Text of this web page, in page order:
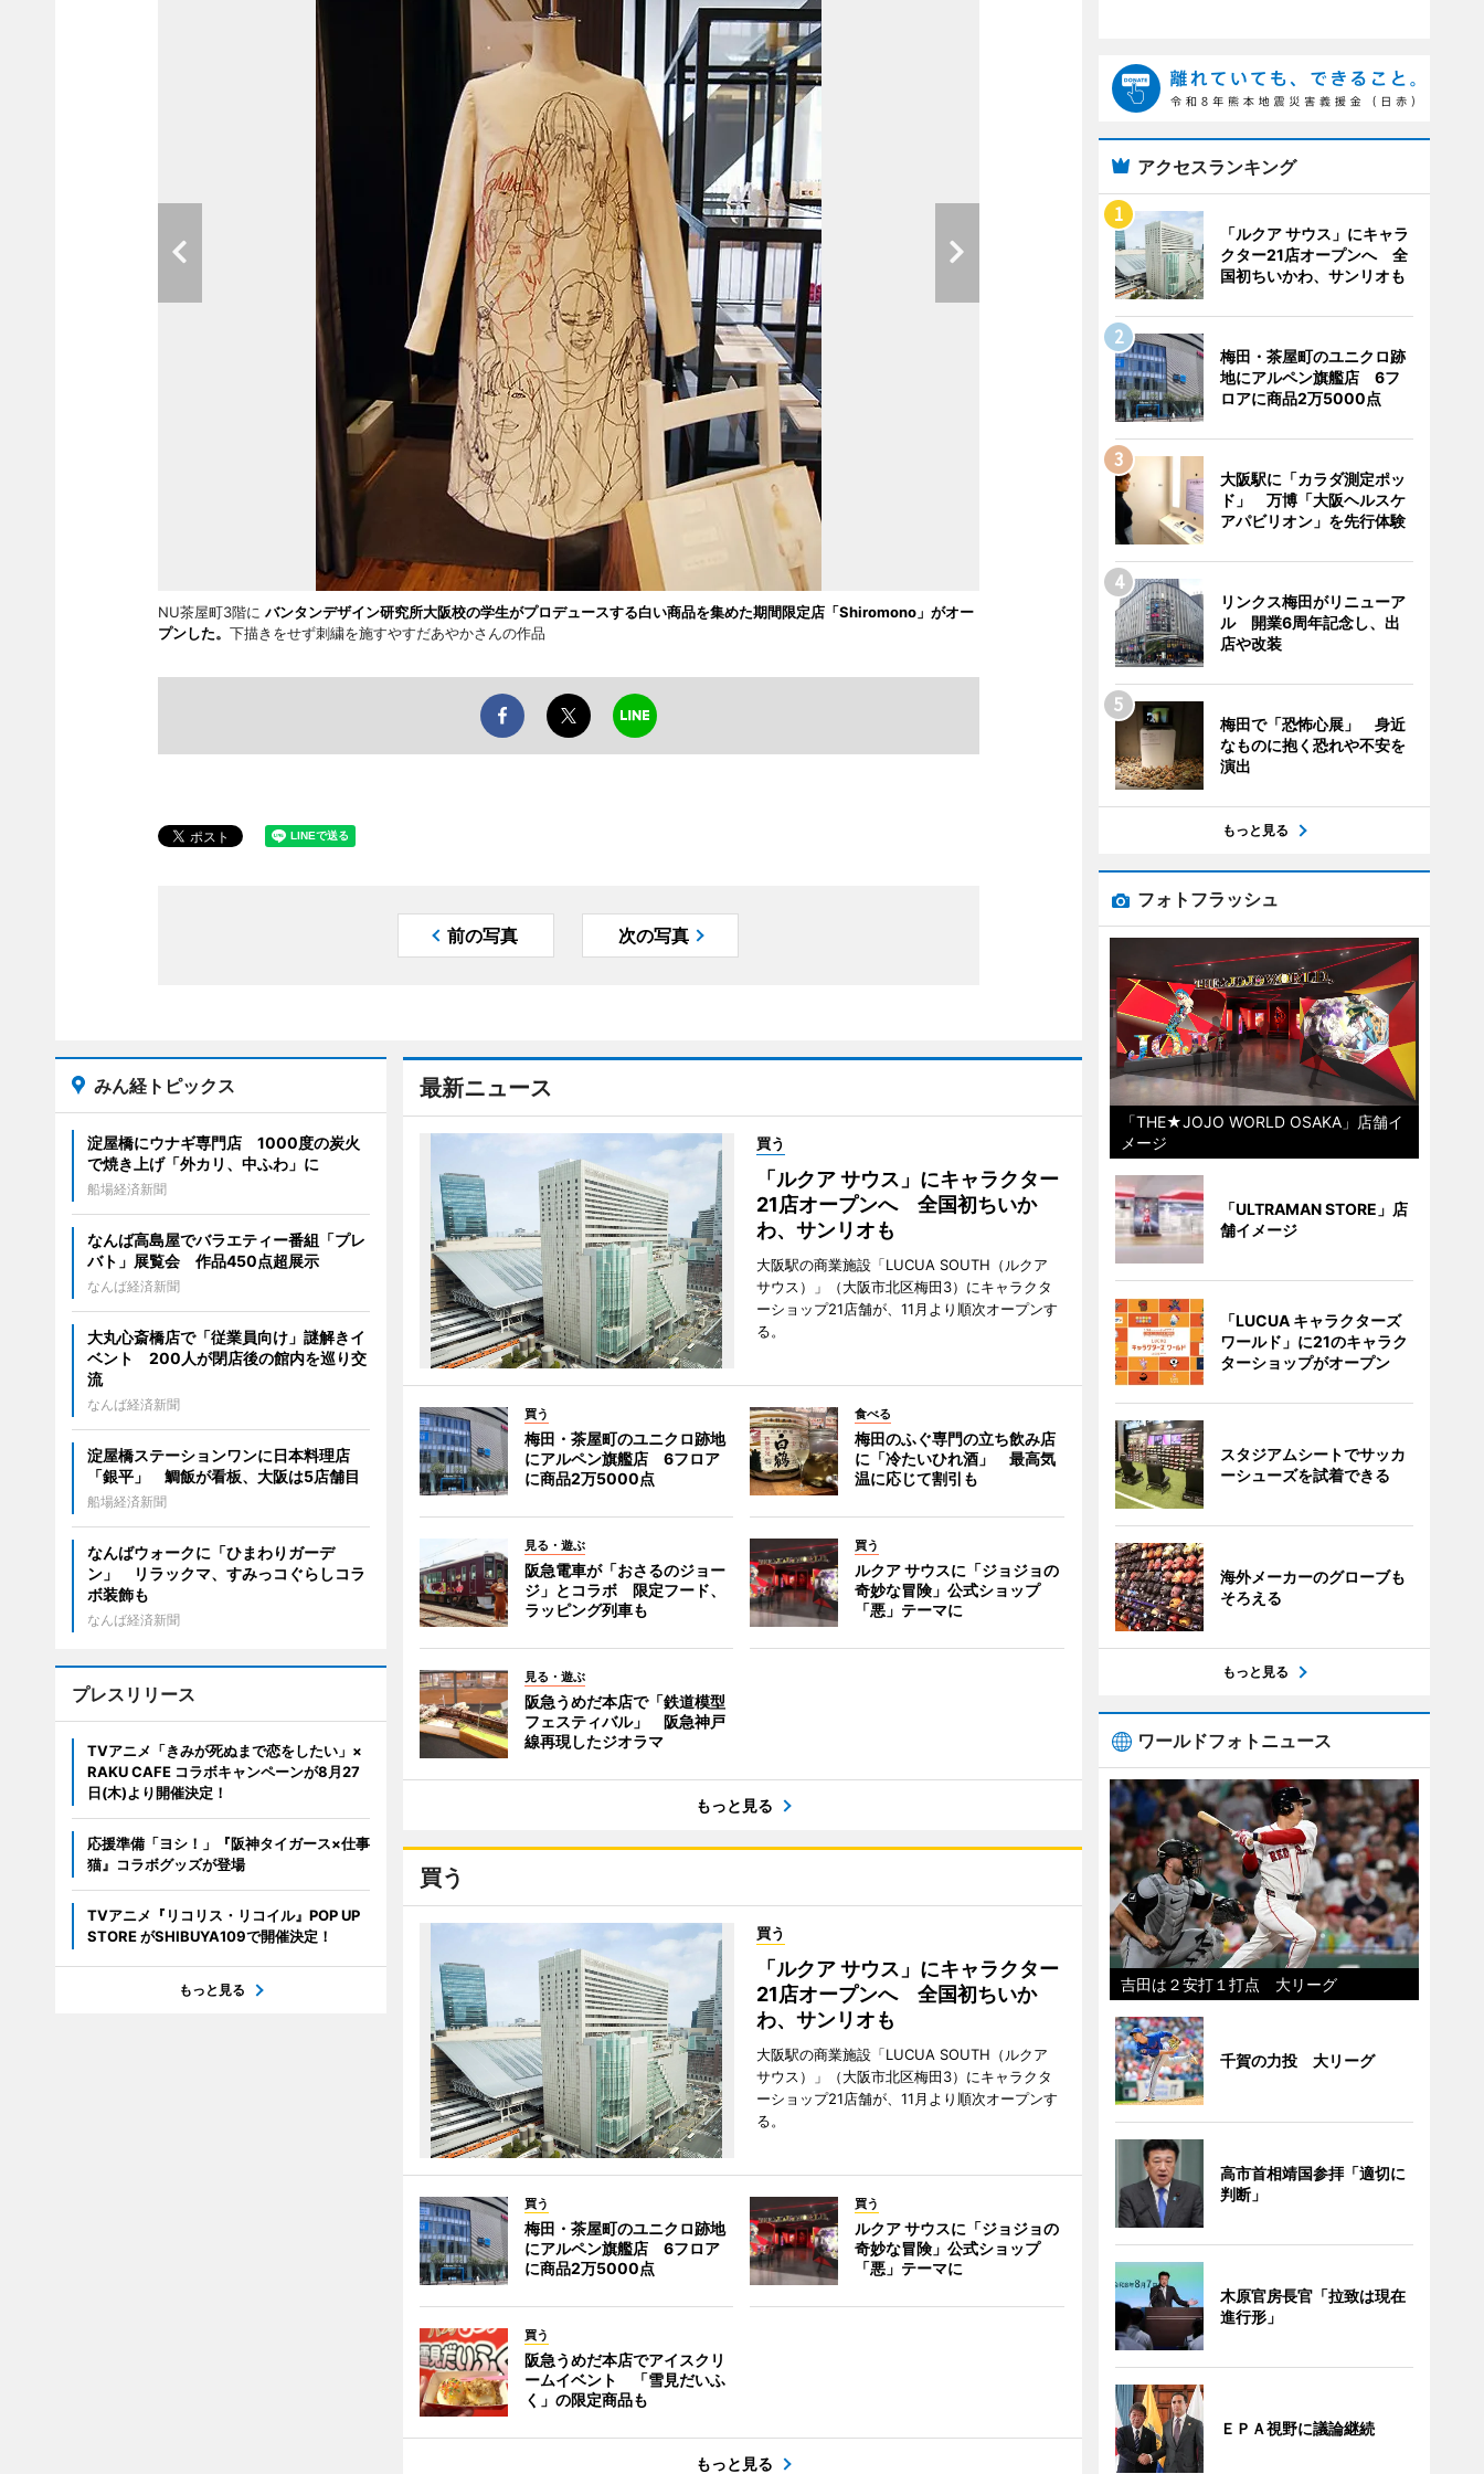
NU茶屋町3階に バンタンデザイン研究所大阪校の学生がプロデュースする白い商品を集めた期間限定店「Shiromono」がオー
プンした。 下描きをせず刺繍を施すやすだあやかさんの作品
前の写真 次の写真
最新ニュース
買う
「ルクア サウス」にキャラクター
21店オープンへ 全国初ちいか
わ、サンリオも
大阪駅の商業施設「LUCUA SOUTH（ルクア
サウス）」（大阪市北区梅田3）にキャラクタ
ーショップ21店舗が、11月より順次オープンす
る。
買う
梅田・茶屋町のユニクロ跡地
にアルペン旗艦店 6フロア
に商品2万5000点
食べる
梅田のふぐ専門の立ち飲み店
に「冷たいひれ酒」 最高気
温に応じて割引も
見る・遊ぶ
阪急電車が「おさるのジョー
ジ」とコラボ 限定フード、
ラッピング列車も
買う
ルクア サウスに「ジョジョの
奇妙な冒険」公式ショップ
「悪」テーマに
見る・遊ぶ
阪急うめだ本店で「鉄道模型
フェスティバル」 阪急神戸
線再現したジオラマ
もっと見る
買う
買う
「ルクア サウス」にキャラクター
21店オープンへ 全国初ちいか
わ、サンリオも
大阪駅の商業施設「LUCUA SOUTH（ルクア
サウス）」（大阪市北区梅田3）にキャラクタ
ーショップ21店舗が、11月より順次オープンす
る。
買う
梅田・茶屋町のユニクロ跡地
にアルペン旗艦店 6フロア
に商品2万5000点
買う
ルクア サウスに「ジョジョの
奇妙な冒険」公式ショップ
「悪」テーマに
買う
阪急うめだ本店でアイスクリ
ームイベント 「雪見だいふ
く」の限定商品も
もっと見る
みん経トピックス
淀屋橋にウナギ専門店 1000度の炭火
で焼き上げ「外カリ、中ふわ」に
船場経済新聞
なんば高島屋でバラエティー番組「プレ
バト」展覧会 作品450点超展示
なんば経済新聞
大丸心斎橋店で「従業員向け」謎解きイ
ベント 200人が閉店後の館内を巡り交
流
なんば経済新聞
淀屋橋ステーションワンに日本料理店
「銀平」 鯛飯が看板、大阪は5店舗目
船場経済新聞
なんばウォークに「ひまわりガーデ
ン」 リラックマ、すみっコぐらしコラ
ボ装飾も
なんば経済新聞
プレスリリース
TVアニメ「きみが死ぬまで恋をしたい」×
RAKU CAFE コラボキャンペーンが8月27
日(木)より開催決定！
応援準備「ヨシ！」『阪神タイガース×仕事
猫』コラボグッズが登場
TVアニメ『リコリス・リコイル』POP UP
STORE がSHIBUYA109で開催決定！
もっと見る
アクセスランキング
「ルクア サウス」にキャラ
クター21店オープンへ 全
国初ちいかわ、サンリオも
梅田・茶屋町のユニクロ跡
地にアルペン旗艦店 6フ
ロアに商品2万5000点
大阪駅に「カラダ測定ポッ
ド」 万博「大阪ヘルスケ
アパビリオン」を先行体験
リンクス梅田がリニューア
ル 開業6周年記念し、出
店や改装
梅田で「恐怖心展」 身近
なものに抱く恐れや不安を
演出
もっと見る
フォトフラッシュ
「THE★JOJO WORLD OSAKA」店舗イ
メージ
「ULTRAMAN STORE」店
舗イメージ
「LUCUA キャラクターズ
ワールド」に21のキャラク
ターショップがオープン
スタジアムシートでサッカ
ーシューズを試着できる
海外メーカーのグローブも
そろえる
もっと見る
ワールドフォトニュース
吉田は２安打１打点 大リーグ
千賀の力投 大リーグ
高市首相靖国参拝「適切に
判断」
木原官房長官「拉致は現在
進行形」
ＥＰＡ視野に議論継続